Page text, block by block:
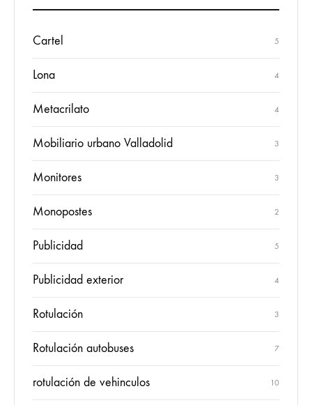
Cartel 5
Lona 4
Metacrilato 4
Mobiliario urbano Valladolid 3
Monitores 3
Monopostes 2
Publicidad 5
Publicidad exterior 4
Rotulación 3
Rotulación autobuses 7
rotulación de vehinculos 10